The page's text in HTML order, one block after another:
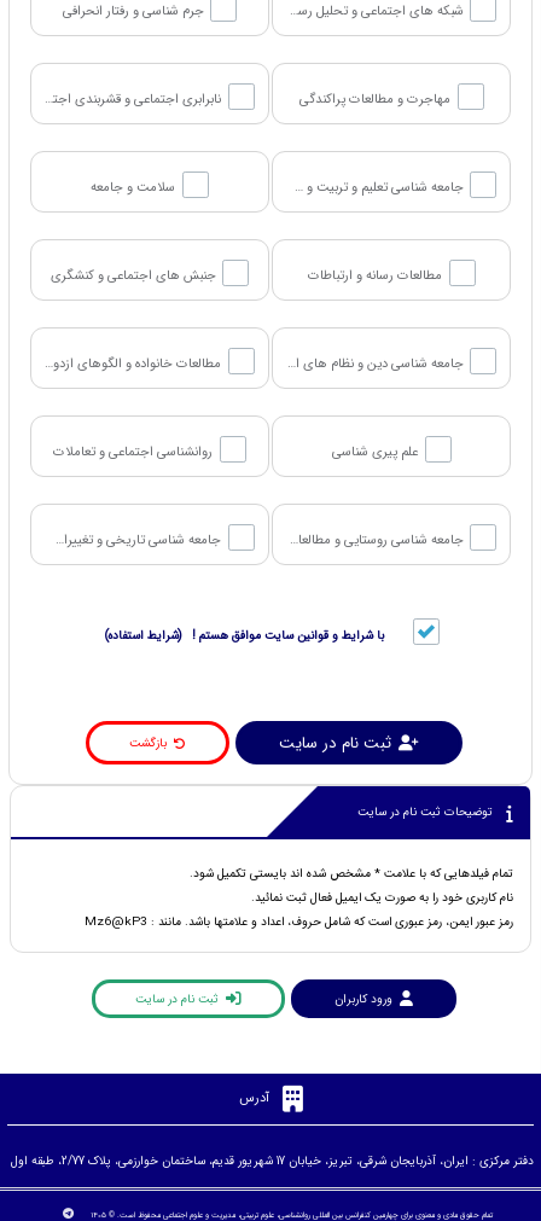
شبکه های اجتماعی و تحلیل رسانه های اجتماعی جرم شناسی و رفتار انحرافی
مهاجرت و مطالعات پراکندگی نابرابری اجتماعی و قشربندی اجتماعی
جامعه شناسی تعلیم و تربیت و سیاست های آموزشی سلامت و جامعه
مطالعات رسانه و ارتباطات جنبش های اجتماعی و کنشگری
جامعه شناسی دین و نظام های اعتقادی مطالعات خانواده و الگوهای ازدواج
علم پیری شناسی روانشناسی اجتماعی و تعاملات
جامعه شناسی روستایی و مطالعات کشاورزی جامعه شناسی تاریخی و تغییرات اجتماعی
با شرایط و قوانین سایت موافق هستم ! (شرایط استفاده)
ثبت نام در سایت بازگشت
توضیحات ثبت نام در سایت
تمام فیلدهایی که با علامت * مشخص شده اند بایستی تکمیل شود.
نام کاربری خود را به صورت یک ایمیل فعال ثبت نمائید.
رمز عبور ایمن، رمز عبوری است که شامل حروف، اعداد و علامتها باشد. مانند : Mz6@kP3
ورود کاربران ثبت نام در سایت
آدرس
دفتر مرکزی : ایران، آذربایجان شرقی، تبریز، خیابان 17 شهریور قدیم، ساختمان خوارزمی، پلاک 2/77، طبقه اول
تمام حقوق مادی و معنوی برای چهارمین کنفرانس بین المللی روانشناسی، علوم تربیتی، مدیریت و علوم اجتماعی محفوظ است. © ۱۴۰۵